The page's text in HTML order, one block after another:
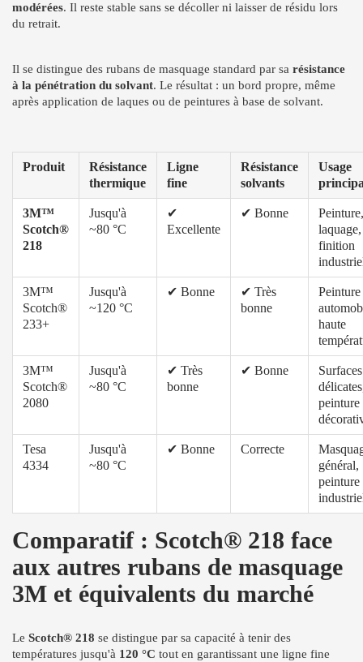
modérées. Il reste stable sans se décoller ni laisser de résidu lors
du retrait.
Il se distingue des rubans de masquage standard par sa résistance
à la pénétration du solvant. Le résultat : un bord propre, même
après application de laques ou de peintures à base de solvant.
Produit
Résistance
thermique
Ligne
fine
Résistance
solvants
Usage
3M™
Scotch®
218
Jusqu'à
~80 °C
✔
Excellente
✔ Bonne
Peinture,
laquage,
finition
3M™
Scotch®
233+
Jusqu'à
~120 °C
✔ Bonne
✔ Très
bonne
Peinture
haute
3M™
Scotch®
2080
Jusqu'à
~80 °C
✔ Très
bonne
✔ Bonne
Surfaces
peinture
Tesa
4334
Jusqu'à
~80 °C
✔ Bonne Correcte
général,
peinture
Comparatif : Scotch® 218 face
aux autres rubans de masquage
3M et équivalents du marché
Le Scotch® 218 se distingue par sa capacité à tenir des
températures jusqu'à 120 °C tout en garantissant une ligne fine